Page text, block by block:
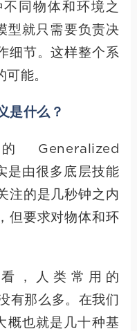
同物体和环境之
型就只需要负责决
细节。这样整个系
能。
是什么？
Generalized
由很多底层技能
注的是几秒钟之内
但要求对物体和环
，人类常用的
那么多。在我们
也就是几十种基